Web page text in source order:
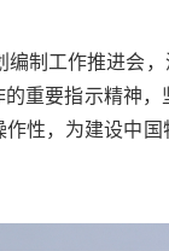
编制工作推进会
重要指示精神
性，为建设中